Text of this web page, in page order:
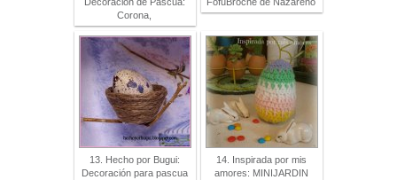
Corona,
13. Hecho por Bugui:
Decoración para pascua
14. Inspirada por mis
amores: MINIJARDIN